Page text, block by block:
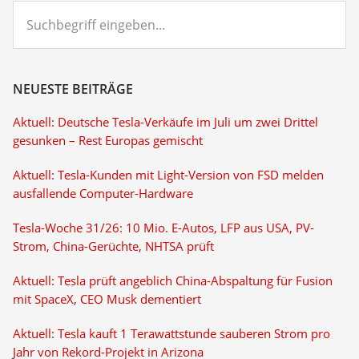
eingeben...
NEUESTE BEITRÄGE
Aktuell: Deutsche Tesla-Verkäufe im Juli um zwei Drittel
gesunken – Rest Europas gemischt
Aktuell: Tesla-Kunden mit Light-Version von FSD melden
ausfallende Computer-Hardware
Tesla-Woche 31/26: 10 Mio. E-Autos, LFP aus USA, PV-
Strom, China-Gerüchte, NHTSA prüft
Aktuell: Tesla prüft angeblich China-Abspaltung für Fusion
mit SpaceX, CEO Musk dementiert
Aktuell: Tesla kauft 1 Terawattstunde sauberen Strom pro
Jahr von Rekord-Projekt in Arizona